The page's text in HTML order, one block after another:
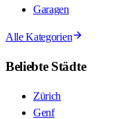
Garagen
Alle Kategorien
Beliebte Städte
Zürich
Genf